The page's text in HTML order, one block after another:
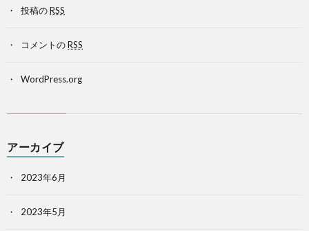
投稿のRSS
コメントのRSS
WordPress.org
アーカイブ
2023年6月
2023年5月